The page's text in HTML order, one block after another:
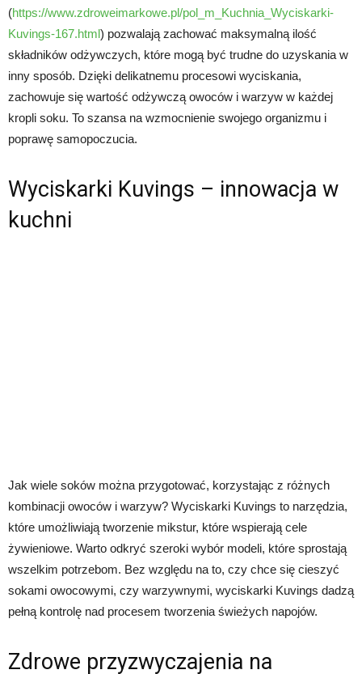
(https://www.zdroweimarkowe.pl/pol_m_Kuchnia_Wyciskarki-
Kuvings-167.html) pozwalają zachować maksymalną ilość
składników odżywczych, które mogą być trudne do uzyskania w
inny sposób. Dzięki delikatnemu procesowi wyciskania,
zachowuje się wartość odżywczą owoców i warzyw w każdej
kropli soku. To szansa na wzmocnienie swojego organizmu i
poprawę samopoczucia.
Wyciskarki Kuvings – innowacja w
kuchni
Jak wiele soków można przygotować, korzystając z różnych
kombinacji owoców i warzyw? Wyciskarki Kuvings to narzędzia,
które umożliwiają tworzenie mikstur, które wspierają cele
żywieniowe. Warto odkryć szeroki wybór modeli, które sprostają
wszelkim potrzebom. Bez względu na to, czy chce się cieszyć
sokami owocowymi, czy warzywnymi, wyciskarki Kuvings dadzą
pełną kontrolę nad procesem tworzenia świeżych napojów.
Zdrowe przyzwyczajenia na